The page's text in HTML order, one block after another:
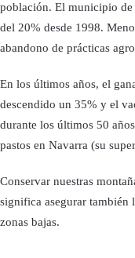
población. El municipio
del 20% desde 1998.
abandono de prácticas
En los últimos años, el
descendido un 35% y el
durante los últimos 50
pastos en Navarra (su
Conservar nuestras
significa asegurar también
zonas bajas.